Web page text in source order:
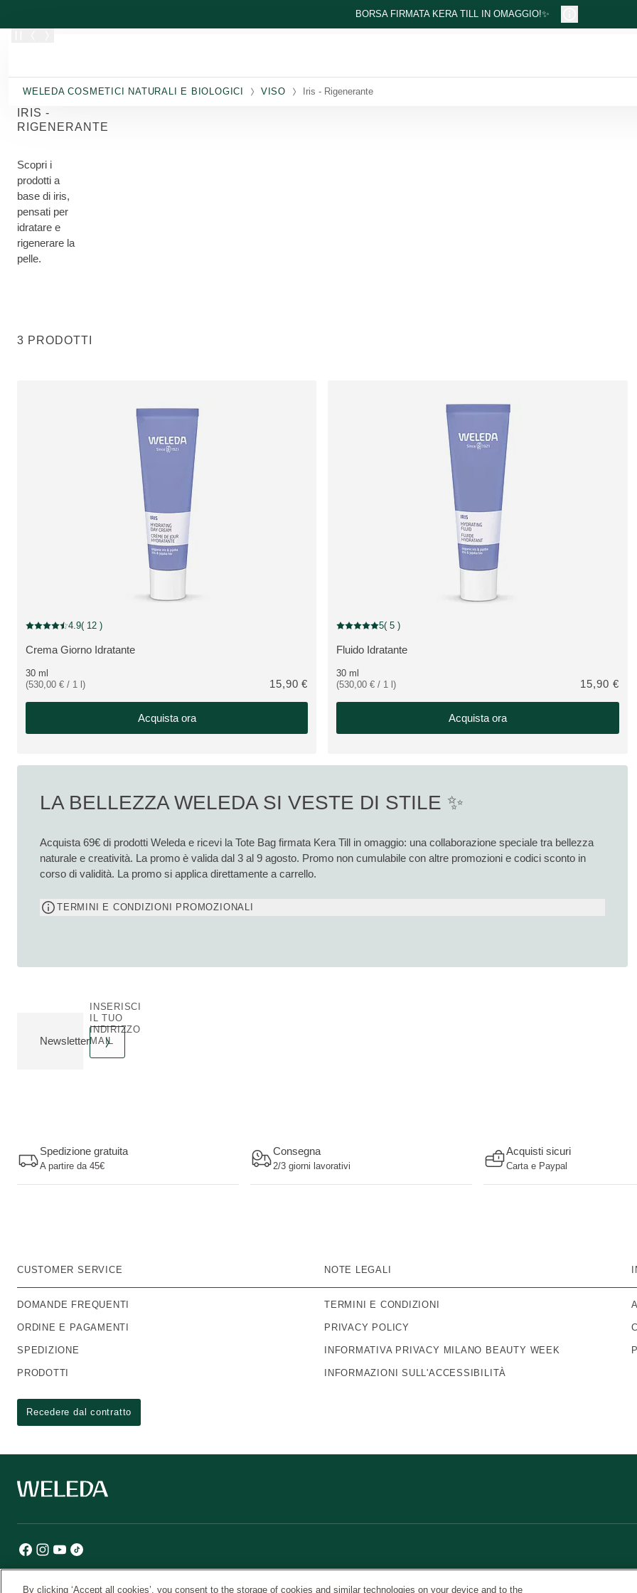
BORSA FIRMATA KERA TILL IN OMAGGIO!✨
WELEDA COSMETICI NATURALI E BIOLOGICI VISO Iris - Rigenerante
IRIS -
RIGENERANTE
Scopri i
prodotti a
base di iris,
pensati per
idratare e
rigenerare la
pelle.
3 PRODOTTI
LA BELLEZZA WELEDA SI VESTE DI STILE ✨
Acquista 69€ di prodotti Weleda e ricevi la Tote Bag firmata Kera Till in omaggio: una collaborazione speciale tra bellezza
naturale e creatività. La promo è valida dal 3 al 9 agosto. Promo non cumulabile con altre promozioni e codici sconto in
corso di validità. La promo si applica direttamente a carrello.
TERMINI E CONDIZIONI PROMOZIONALI
VEDI PRODOTTO:
Crema Giorno Idratante
Valutazione attuale: 4.9 su 5 stelle recensito da 12 consumatori
4.9( 12 )
30 ml
(530,00 € / 1 l)
15,90 €
Acquista ora
VEDI PRODOTTO:
Fluido Idratante
Valutazione attuale: 5 su 5 stelle recensito da 5 consumatori
5( 5 )
30 ml
(530,00 € / 1 l)
15,90 €
Acquista ora
Newsletter
INSERISCI
IL TUO
INDIRIZZO
MAIL
Spedizione gratuita
A partire da 45€
Consegna
2/3 giorni lavorativi
Acquisti sicuri
Carta e Paypal
CUSTOMER SERVICE
DOMANDE FREQUENTI
ORDINE E PAGAMENTI
SPEDIZIONE
PRODOTTI
Recedere dal contratto
NOTE LEGALI
TERMINI E CONDIZIONI
PRIVACY POLICY
INFORMATIVA PRIVACY MILANO BEAUTY WEEK
INFORMAZIONI SULL'ACCESSIBILITÀ
By clicking ‘Accept all cookies’, you consent to the storage of cookies and similar technologies on your device and to the